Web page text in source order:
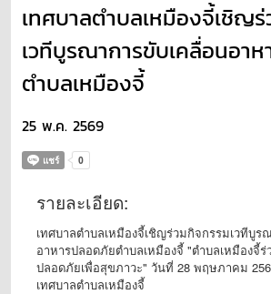
เทศบาลตำบลเหมืองจี้เชิญ
เวทีบูรณาการขับเคลื่อนอา
ตำบลเหมืองจี้
25 พ.ค. 2569
รายละเอียด:
เทศบาลตำบลเหมืองจี้เชิญร่วมกิจกรรมเวทีบูร
อาหารปลอดภัยตำบลเหมืองจี้ "ตำบลเหมืองจี้ร่
ปลอดภัยเพื่อสุขภาวะ" วันที่ 28 พฤษภาคม
เทศบาลตำบลเหมืองจี้